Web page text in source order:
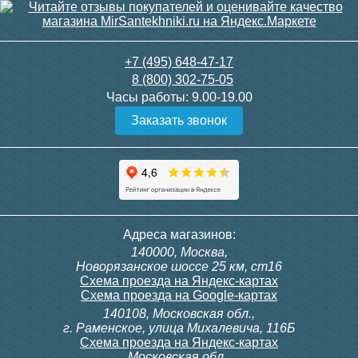
itermic Конвектор
внутрипольный
3 150
Подробнее Подробнее
100T, 230В (накладной,
расписание, упр.с пульта)
28 000
300, 230В (врезной - квадр.
коробка)
9 700
+7 (495) 648-47-17
8 (800) 302-75-05
Часы работы: 9.00-19.00
Заказать звонок
Адреса магазинов:
140000, Москва,
Новорязанское шоссе 25 км, ст16
Схема проезда на Яндекс-картах
Схема проезда на Google-картах
140108, Московская обл.,
г. Раменское, улица Михалевича, 116Б
Схема проезда на Яндекс-картах